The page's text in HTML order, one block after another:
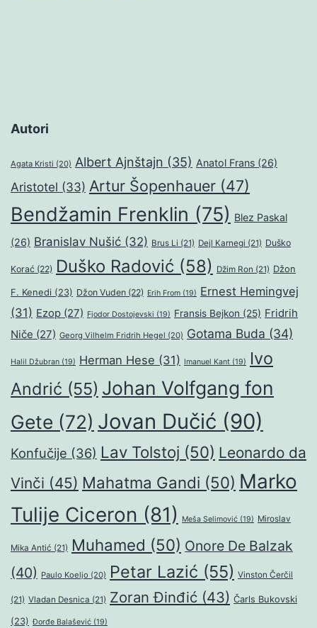
Autori
Agata Kristi (20) Albert Ajnštajn (35) Anatol Frans (26)
Aristotel (33) Artur Šopenhauer (47)
Bendžamin Frenklin (75) Blez Paskal
(26) Branislav Nušić (32) Brus Li (21) Dejl Karnegi (21) Duško
Korać (22) Duško Radović (58) Džim Ron (21) Džon
F. Kenedi (23) Džon Vuden (22) Erih From (19) Ernest Hemingvej
(31) Ezop (27) Fjodor Dostojevski (19) Fransis Bejkon (25) Fridrih
Niče (27) Georg Vilhelm Fridrih Hegel (20) Gotama Buda (34)
Halil Džubran (19) Herman Hese (31) Imanuel Kant (19)
Ivo
Andrić (55) Johan Volfgang fon
Gete (72) Jovan Dučić (90)
Konfučije (36) Lav Tolstoj (50) Leonardo da
Vinči (45) Mahatma Gandi (50) Marko
Tulije Ciceron (81) Meša Selimović (19) Miroslav
Mika Antić (21) Muhamed (50) Onore De Balzak
(40) Paulo Koeljo (20) Petar Lazić (55) Vinston Čerčil
(21) Vladan Desnica (21) Zoran Đinđić (43) Čarls Bukovski
(23) Đorđe Balašević (19)